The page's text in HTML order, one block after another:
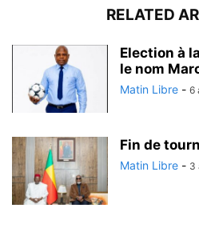
RELATED
Election à
le nom
Matin Libre - 6
Fin de
Matin Libre - 3